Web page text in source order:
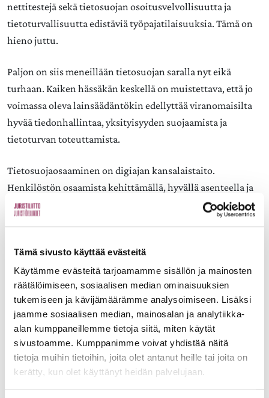
Tämä sivusto käyttää evästeitä
Käytämme evästeitä tarjoamamme sisällön ja mainosten
räätälöimiseen, sosiaalisen median ominaisuuksien
tukemiseen ja kävijämäärämme analysoimiseen. Lisäksi
jaamme sosiaalisen median, mainosalan ja analytiikka-
alan kumppaneillemme tietoja siitä, miten käytät
sivustoamme. Kumppanimme voivat yhdistää näitä
tietoja muihin tietoihin, joita olet antanut heille tai joita on
kerätty, kun olet käyttänyt heidän palvelujaan.
nettitestejä sekä tietosuojan osoitusvelvollisuutta ja
tietoturvallisuutta edistäviä työpajatilaisuuksia. Tämä on
hieno juttu.
Paljon on siis meneillään tietosuojan saralla nyt eikä
turhaan. Kaiken hässäkän keskellä on muistettava, että jo
voimassa oleva lainsäädäntökin edellyttää viranomaisilta
hyvää tiedonhallintaa, yksityisyyden suojaamista ja
tietoturvan toteuttamista.
Tietosuojaosaaminen on digiajan kansalaistaito.
Henkilöstön osaamista kehittämällä, hyvällä asenteella ja
yhdessä tekemisen meiningillä tämäkin urakka hoituu.
Kirjoittaja on internetoikeuteen perehtynyt lakimies
Viestintävirastosta.
Aiheet: